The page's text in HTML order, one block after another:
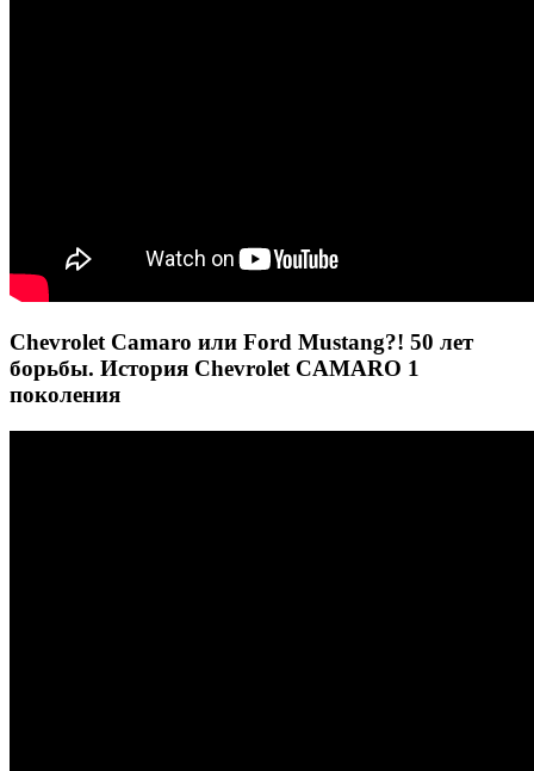
Chevrolet Camaro или Ford Mustang?! 50 лет
борьбы. История Chevrolet CAMARO 1
поколения